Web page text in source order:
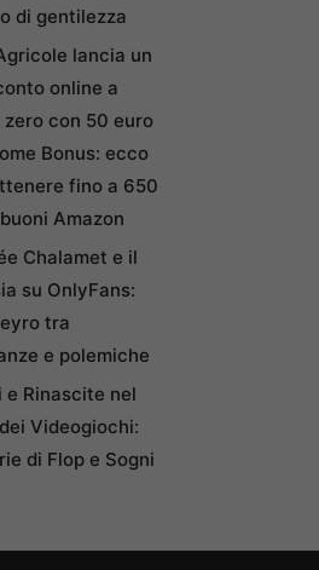
di gentilezza
lancia un
online a
zero con 50 euro
Bonus: ecco
fino a 650
Amazon
Chalamet e il
su OnlyFans:
tra
e polemiche
e Rinascite nel
Videogiochi:
di Flop e Sogni